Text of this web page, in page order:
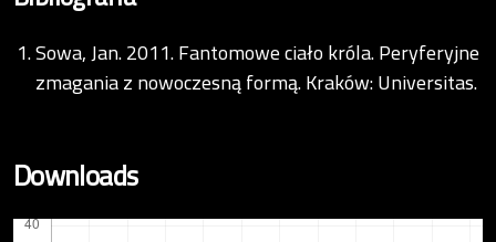
Sowa, Jan. 2011. Fantomowe ciało króla. Peryferyjne
zmagania z nowoczesną formą. Kraków: Universitas.
Downloads